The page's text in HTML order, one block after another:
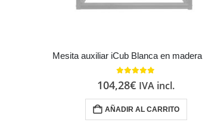
104,28€ IVA incl.
AÑADIR AL CARRITO